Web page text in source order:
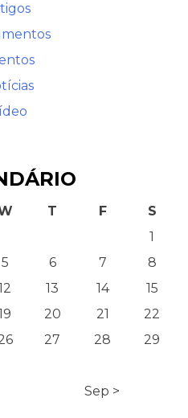
T F
S
1
5 6 7
8
13 14
15
20 21
22
27 28
29
Sep >